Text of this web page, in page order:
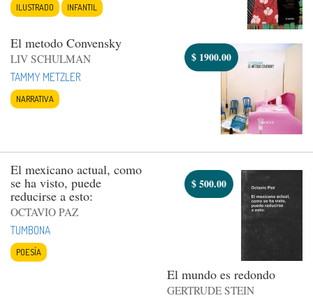
ILUSTRADO INFANTIL
El metodo Convensky
LIV SCHULMAN
TAMMY METZLER
NARRATIVA
$ 1900.00
El mexicano actual, como
se ha visto, puede
reducirse a esto:
OCTAVIO PAZ
TUMBONA
POESÍA
$500.00
El mundo es redondo
GERTRUDE STEIN